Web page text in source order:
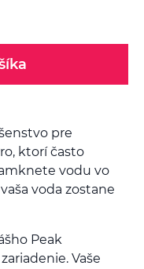
pre
ktorí často
vodu vo
voda zostane
Peak
Vaše